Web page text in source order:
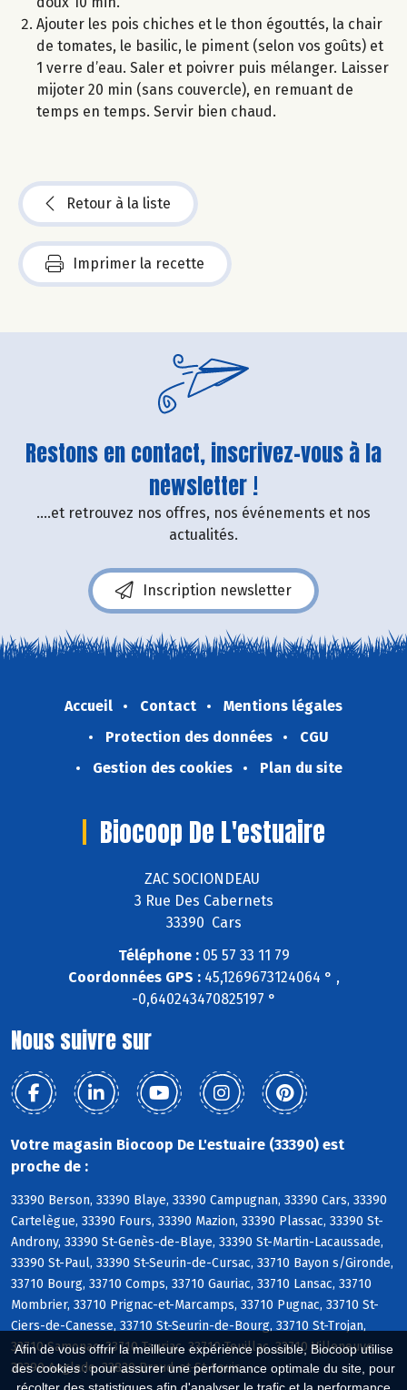
Afin de vous offrir la meilleure expérience possible, Biocoop utilise
des cookies : pour assurer une performance optimale du site, pour
Ajouter les pois chiches et le thon égouttés, la chair
de tomates, le basilic, le piment (selon vos goûts) et
1 verre d’eau. Saler et poivrer puis mélanger. Laisser
mijoter 20 min (sans couvercle), en remuant de
temps en temps. Servir bien chaud.
Retour à la liste
Imprimer la recette
Restons en contact, inscrivez-vous à la
newsletter !
....et retrouvez nos offres, nos événements et nos
actualités.
Inscription newsletter
Accueil Contact
Mentions légales
Protection des données
CGU
Gestion des cookies
Plan du site
Biocoop De L'estuaire
ZAC SOCIONDEAU
3 Rue Des Cabernets
33390 Cars
Téléphone :05 57 33 11 79
Coordonnées GPS :45,1269673124064 ° ,
-0,640243470825197 °
Nous suivre sur
Votre magasin Biocoop De L'estuaire (33390) est
proche de :
33390 Berson, 33390 Blaye, 33390 Campugnan, 33390 Cars, 33390
Cartelègue, 33390 Fours, 33390 Mazion, 33390 Plassac, 33390 St-
Androny, 33390 St-Genès-de-Blaye, 33390 St-Martin-Lacaussade,
33390 St-Paul, 33390 St-Seurin-de-Cursac, 33710 Bayon s/Gironde,
33710 Bourg, 33710 Comps, 33710 Gauriac, 33710 Lansac, 33710
Mombrier, 33710 Prignac-et-Marcamps, 33710 Pugnac, 33710 St-
Ciers-de-Canesse, 33710 St-Seurin-de-Bourg, 33710 St-Trojan,
33710 Samonac, 33710 Tauriac, 33710 Teuillac, 33710 Villeneuve,
33390 Anglade, 33820 Braud-et-St-Louis